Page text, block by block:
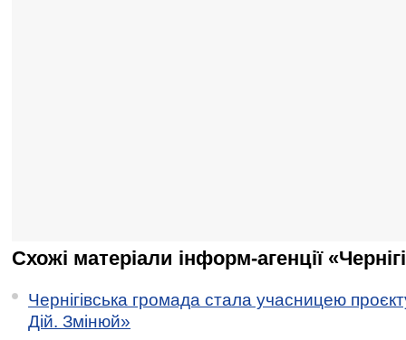
Схожі матеріали інформ-агенції
Чернігівська громада стала учасницею
Дій. Змінюй»